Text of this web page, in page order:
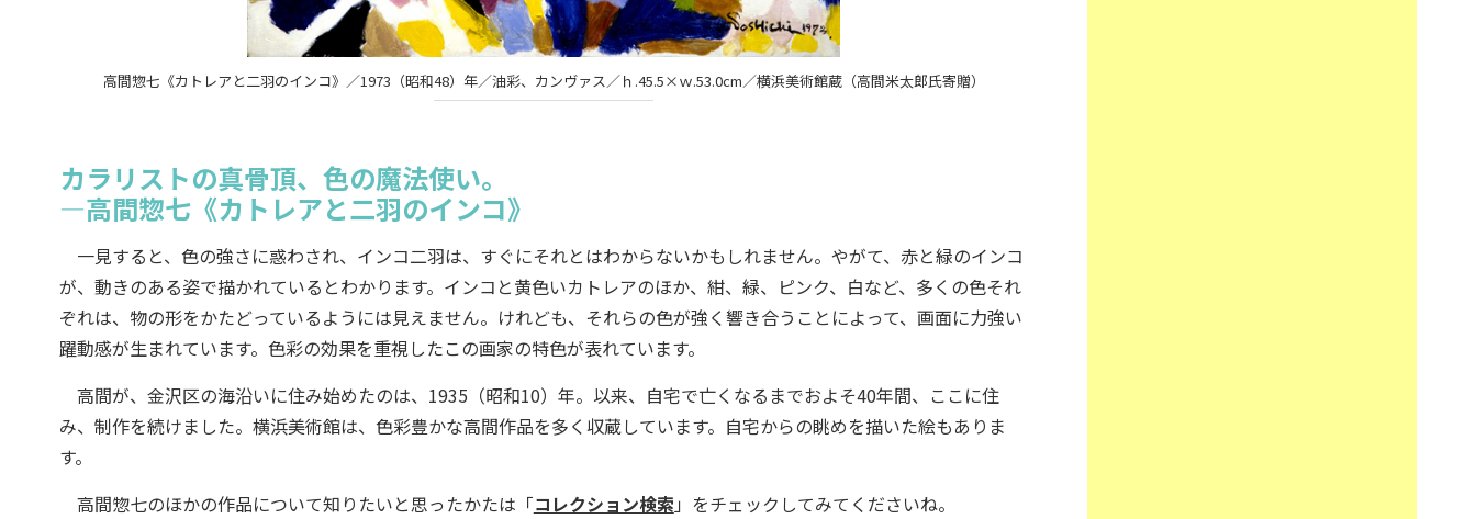
高間惣七《カトレアと二羽のインコ》／1973（昭和48）年／油彩、カンヴァス／ｈ.45.5×ｗ.53.0cm／横浜美術館蔵（高間米太郎氏寄贈）
カラリストの真骨頂、色の魔法使い。
―高間惣七《カトレアと二羽のインコ》
一見すると、色の強さに惑わされ、インコ二羽は、すぐにそれとはわからないかもしれません。やがて、赤と緑のインコ
が、動きのある姿で描かれているとわかります。インコと黄色いカトレアのほか、紺、緑、ピンク、白など、多くの色それ
ぞれは、物の形をかたどっているようには見えません。けれども、それらの色が強く響き合うことによって、画面に力強い
躍動感が生まれています。色彩の効果を重視したこの画家の特色が表れています。
高間が、金沢区の海沿いに住み始めたのは、1935（昭和10）年。以来、自宅で亡くなるまでおよそ40年間、ここに住
み、制作を続けました。横浜美術館は、色彩豊かな高間作品を多く収蔵しています。自宅からの眺めを描いた絵もありま
す。
高間惣七のほかの作品について知りたいと思ったかたは「コレクション検索 」をチェックしてみてくださいね。